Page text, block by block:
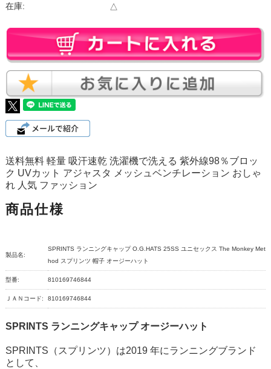
在庫: △
送料無料 軽量 吸汗速乾 洗濯機で洗える 紫外線98％ブロッ
ク UVカット アジャスタ メッシュベンチレーション おしゃ
れ 人気 ファッション
商品仕様
製品名:
SPRINTS ランニングキャップ O.G.HATS 25SS ユニセックス The Monkey Met
hod スプリンツ 帽子 オージーハット
型番: 810169746844
ＪＡＮコード: 810169746844
SPRINTS ランニングキャップ オージーハット
SPRINTS（スプリンツ）は2019 年にランニングブランド
として、